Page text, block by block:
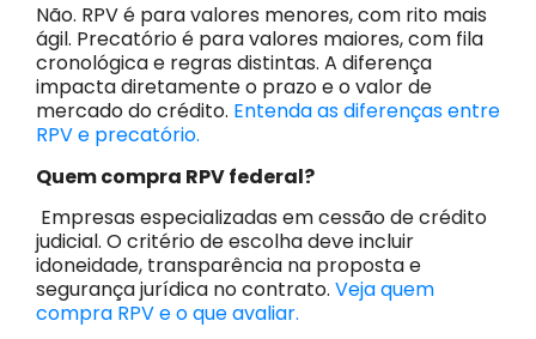
Não. RPV é para valores menores, com rito mais
ágil. Precatório é para valores maiores, com fila
cronológica e regras distintas. A diferença
impacta diretamente o prazo e o valor de
mercado do crédito. Entenda as diferenças entre
RPV e precatório.
Quem compra RPV federal?
Empresas especializadas em cessão de crédito
judicial. O critério de escolha deve incluir
idoneidade, transparência na proposta e
segurança jurídica no contrato. Veja quem
compra RPV e o que avaliar.